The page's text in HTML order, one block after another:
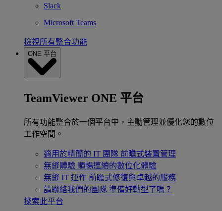
Slack
Microsoft Teams
檢視所有整合功能
ONE 平台
TeamViewer ONE 平台
所有功能整合於一個平台中，主動管理並優化您的數位
工作空間。
適用於精簡的 IT 團隊 前瞻式裝置管理
無縫體驗 順暢連續的數位化體驗
無縫 IT 運作 前瞻式修復與卓越的服務
請聯絡我們的團隊 準備好轉型了嗎？
探索此平台